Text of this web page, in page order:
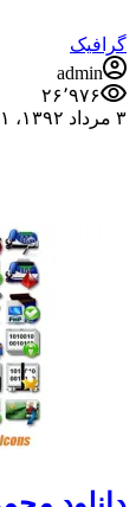
گرافیک
admin
۲۶٬۹۷۶
۳ مرداد ۱۳۹۲،‏ ۴:۰۱